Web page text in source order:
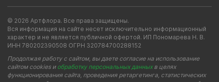
© 2026 Артфлора. Все права защищены.
Вся информация на сайте несет исключительно информационный
характер и не является публичной офертой. ИП Пономарева Н. В.
ИНН 780202390508 ОГРН 320784700288152
Продолжая работу с сайтом, вы даете согласие на использование
сайтом cookies и обработку персональных данныхв целях
функционирования сайта, проведения ретаргетинга, статистических